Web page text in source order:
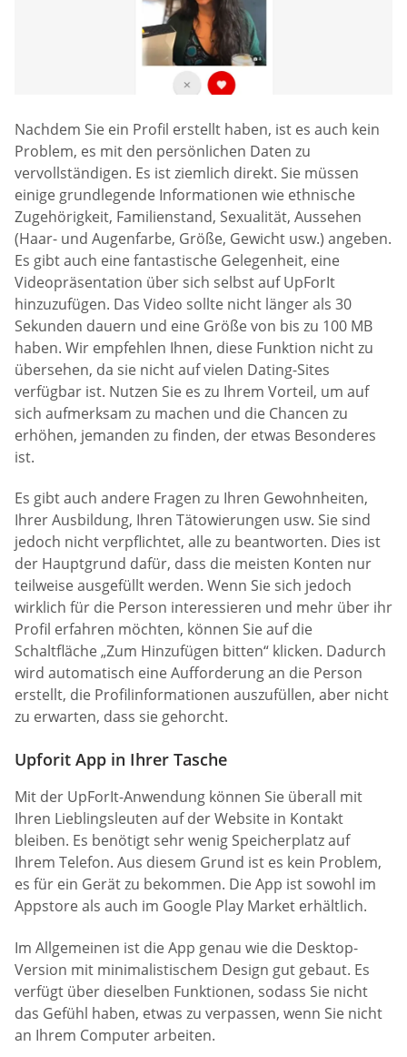
Nachdem Sie ein Profil erstellt haben, ist es auch kein
Problem, es mit den persönlichen Daten zu
vervollständigen. Es ist ziemlich direkt. Sie müssen
einige grundlegende Informationen wie ethnische
Zugehörigkeit, Familienstand, Sexualität, Aussehen
(Haar- und Augenfarbe, Größe, Gewicht usw.) angeben.
Es gibt auch eine fantastische Gelegenheit, eine
Videopräsentation über sich selbst auf UpForIt
hinzuzufügen. Das Video sollte nicht länger als 30
Sekunden dauern und eine Größe von bis zu 100 MB
haben. Wir empfehlen Ihnen, diese Funktion nicht zu
übersehen, da sie nicht auf vielen Dating-Sites
verfügbar ist. Nutzen Sie es zu Ihrem Vorteil, um auf
sich aufmerksam zu machen und die Chancen zu
erhöhen, jemanden zu finden, der etwas Besonderes
ist.
Es gibt auch andere Fragen zu Ihren Gewohnheiten,
Ihrer Ausbildung, Ihren Tätowierungen usw. Sie sind
jedoch nicht verpflichtet, alle zu beantworten. Dies ist
der Hauptgrund dafür, dass die meisten Konten nur
teilweise ausgefüllt werden. Wenn Sie sich jedoch
wirklich für die Person interessieren und mehr über ihr
Profil erfahren möchten, können Sie auf die
Schaltfläche „Zum Hinzufügen bitten“ klicken. Dadurch
wird automatisch eine Aufforderung an die Person
erstellt, die Profilinformationen auszufüllen, aber nicht
zu erwarten, dass sie gehorcht.
Upforit App in Ihrer Tasche
Mit der UpForIt-Anwendung können Sie überall mit
Ihren Lieblingsleuten auf der Website in Kontakt
bleiben. Es benötigt sehr wenig Speicherplatz auf
Ihrem Telefon. Aus diesem Grund ist es kein Problem,
es für ein Gerät zu bekommen. Die App ist sowohl im
Appstore als auch im Google Play Market erhältlich.
Im Allgemeinen ist die App genau wie die Desktop-
Version mit minimalistischem Design gut gebaut. Es
verfügt über dieselben Funktionen, sodass Sie nicht
das Gefühl haben, etwas zu verpassen, wenn Sie nicht
an Ihrem Computer arbeiten.